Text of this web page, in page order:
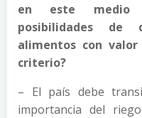
en este medio
posibilidades de
alimentos con valor
criterio?
– El país debe
importancia del